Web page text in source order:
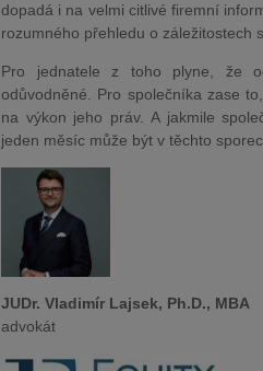
dopadá i na velmi citlivé firemní
rozumného přehledu o záležitostech
Pro jednatele z toho plyne, že
odůvodněné. Pro společníka zase
na výkon jeho práv. A jakmile
jeden měsíc může být v těchto
JUDr. Vladimír Lajsek, Ph.D., MBA
advokát